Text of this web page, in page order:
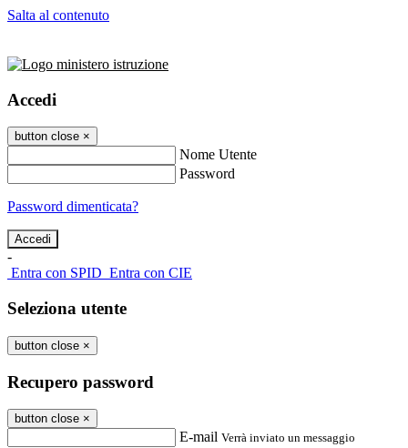
Salta al contenuto
Accedi
button close ×
Nome Utente
Password
Password dimenticata?
-
Entra con SPID Entra con CIE
Seleziona utente
button close ×
Recupero password
button close ×
E-mail Verrà inviato un messaggio